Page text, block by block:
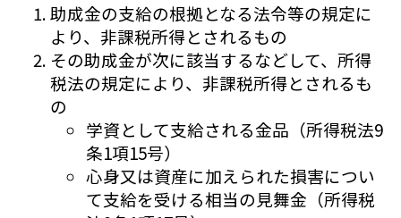
助成金の支給の根拠となる法令等の規定に
より、非課税所得とされるもの
その助成金が次に該当するなどして、所得
税法の規定により、非課税所得とされるも
の
学資として支給される金品（所得税法9
条1項15号）
心身又は資産に加えられた損害につい
て支給を受ける相当の見舞金（所得税